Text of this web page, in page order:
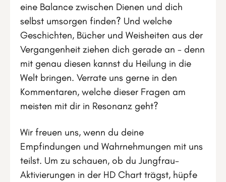
eine Balance zwischen Dienen und dich
selbst umsorgen finden? Und welche
Geschichten, Bücher und Weisheiten aus der
Vergangenheit ziehen dich gerade an - denn
mit genau diesen kannst du Heilung in die
Welt bringen. Verrate uns gerne in den
Kommentaren, welche dieser Fragen am
meisten mit dir in Resonanz geht?
Wir freuen uns, wenn du deine
Empfindungen und Wahrnehmungen mit uns
teilst. Um zu schauen, ob du Jungfrau-
Aktivierungen in der HD Chart trägst, hüpfe